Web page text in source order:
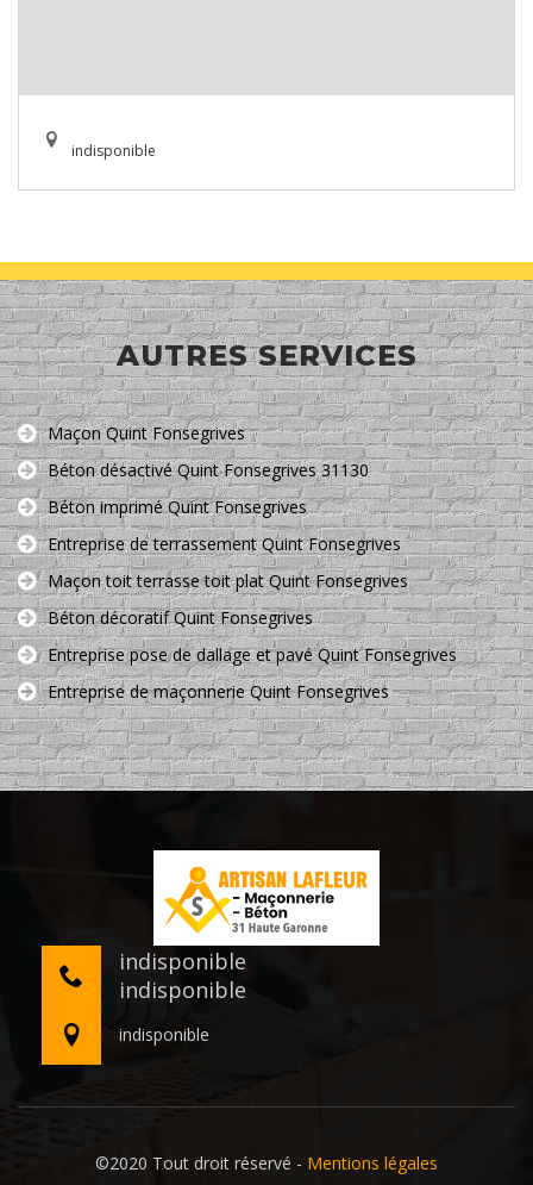
indisponible
AUTRES SERVICES
Maçon Quint Fonsegrives
Béton désactivé Quint Fonsegrives 31130
Béton imprimé Quint Fonsegrives
Entreprise de terrassement Quint Fonsegrives
Maçon toit terrasse toit plat Quint Fonsegrives
Béton décoratif Quint Fonsegrives
Entreprise pose de dallage et pavé Quint Fonsegrives
Entreprise de maçonnerie Quint Fonsegrives
indisponible
indisponible
indisponible
©2020 Tout droit réservé - Mentions légales